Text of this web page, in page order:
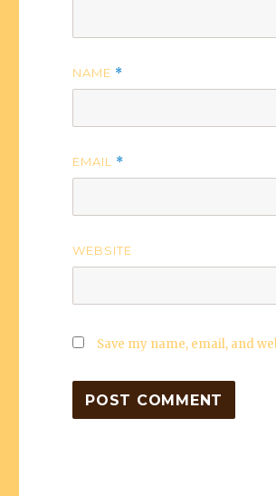
NAME *
EMAIL *
WEBSITE
Save my name, email, and